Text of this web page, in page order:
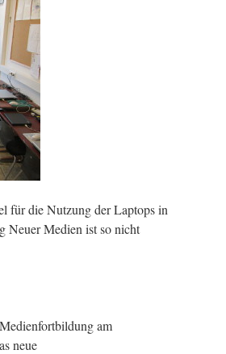
für die Nutzung der Laptops in
Neuer Medien ist so nicht
am
neue